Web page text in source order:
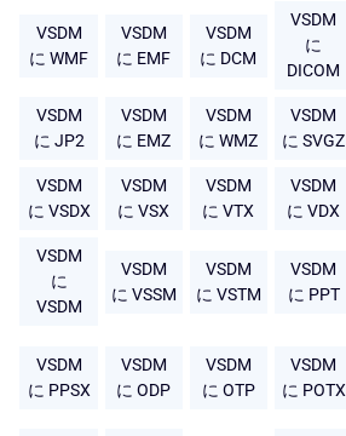
VSDM
に WMF
VSDM
に EMF
VSDM
に DCM
VSDM
に
DICOM
VSDM
に JP2
VSDM
に EMZ
VSDM
に WMZ
VSDM
に SVGZ
VSDM
に VSDX
VSDM
に VSX
VSDM
に VTX
VSDM
に VDX
VSDM
に
VSDM
VSDM
に VSSM
VSDM
に VSTM
VSDM
に PPT
VSDM
に PPSX
VSDM
に ODP
VSDM
に OTP
VSDM
に POTX